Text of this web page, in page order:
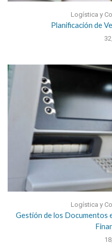
Logística y
Planificación de
Logística y
Gestión de los Documentos